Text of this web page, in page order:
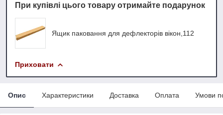
При купівлі цього товару отримайте подарунок
Ящик паковання для дефлекторів вікон,112
Приховати
Опис Характеристики Доставка Оплата Умови